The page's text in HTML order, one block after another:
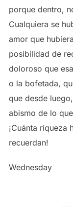
porque dentro,
Cualquiera se
amor que
posibilidad de
doloroso que
o la bofetada,
que desde
abismo de lo
¡Cuánta riqueza
recuerdan!
Wednesday